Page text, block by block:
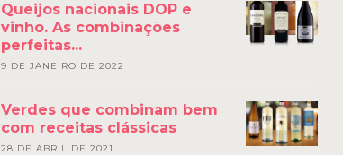
Queijos nacionais DOP e
vinho. As combinações
perfeitas...
9 DE JANEIRO DE 2022
Verdes que combinam bem
com receitas clássicas
28 DE ABRIL DE 2021